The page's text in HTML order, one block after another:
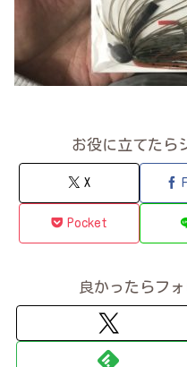
お役に立てたら
X
Pocket
良かったらフ